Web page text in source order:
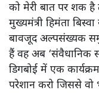
को मेरी बात पर शक है
मुख्यमंत्री हिमंता
बावजूद अल्पसंख्यक
हैं वह अब ‘संवैधानिक
डिगबोई में एक
परेशान करो जिससे वो